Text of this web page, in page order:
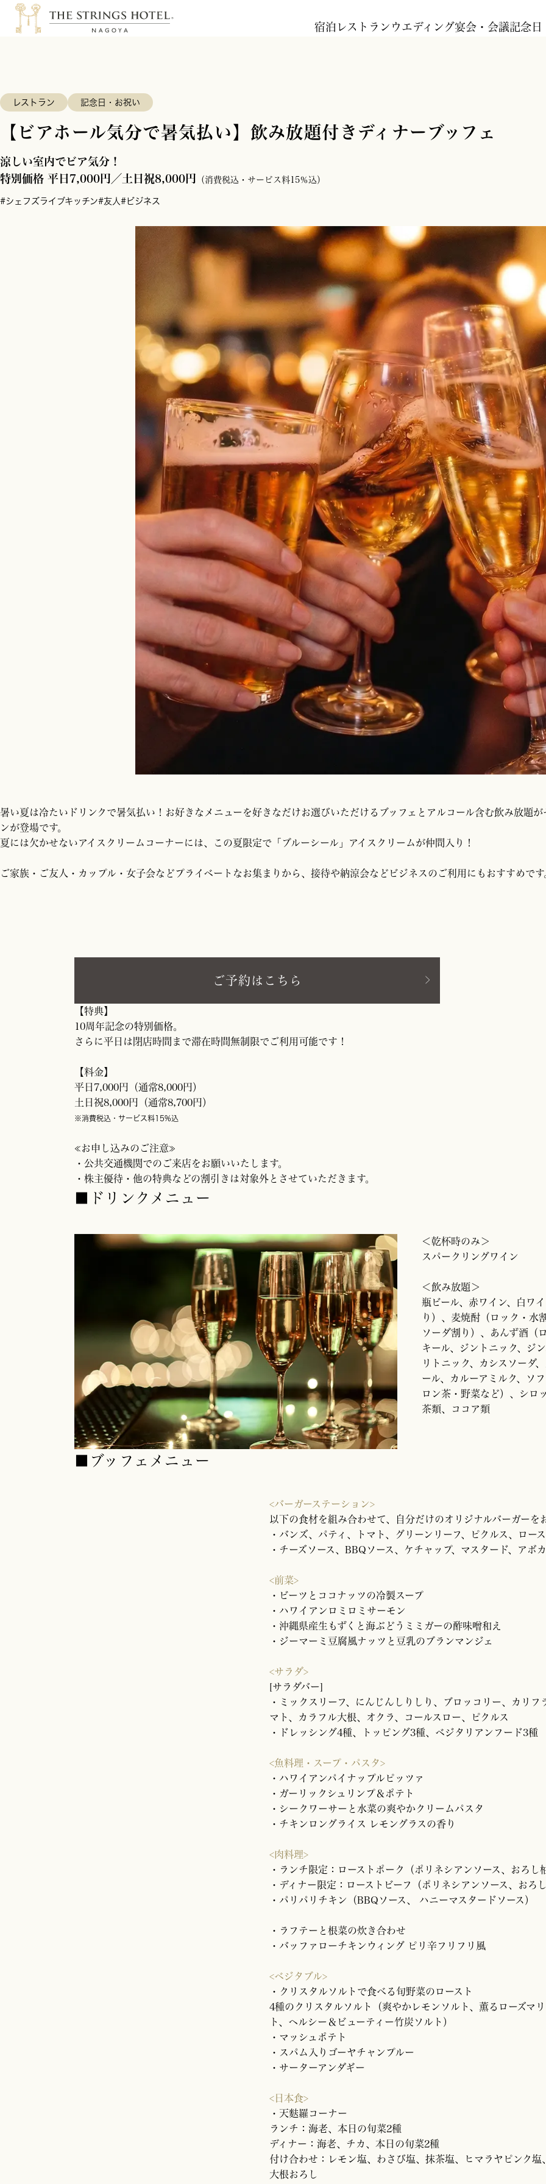
宿泊 レストラン ウエディング宴会・会議記念日
レストラン 記念日・お祝い
【ビアホール気分で暑気払い】飲み放題付きディナーブッフェ
涼しい室内でビア気分！
特別価格 平日7,000円／土日祝8,000円 （消費税込・サービス料15％込）
#シェフズライブキッチン#友人 #ビジネス
暑い夏は冷たいドリンクで暑気払い！お好きなメニューを好きなだけお選びいただけるブッフェとアルコール含む飲み放題
ンが登場です。
夏には欠かせないアイスクリームコーナーには、この夏限定で「ブルーシール」アイスクリームが仲間入り！
ご家族・ご友人・カップル・女子会などプライベートなお集まりから、接待や納涼会などビジネスのご利用にもおすすめです
ご予約はこちら
【特典】
10周年記念の特別価格。
さらに平日は閉店時間まで滞在時間無制限でご利用可能です！
【料金】
平日7,000円（通常8,000円）
土日祝8,000円（通常8,700円）
※消費税込・サービス料15%込
≪お申し込みのご注意≫
・公共交通機関でのご来店をお願いいたします。
・株主優待・他の特典などの割引きは対象外とさせていただきます。
■ドリンクメニュー
＜乾杯時のみ＞
スパークリングワイン
＜飲み放題＞
瓶ビール、赤ワイン、白ワ
り）、麦焼酎（ロック・水
ソーダ割り）、あんず酒（
キール、ジントニック、ジ
リトニック、カシスソーダ
ール、カルーアミルク、ソ
ロン茶・野菜など）、シロ
茶類、ココア類
■ブッフェメニュー
<バーガーステーション>
以下の食材を組み合わせて、自分だけのオリジナルバーガーを
・バンズ、パティ、トマト、グリーンリーフ、ピクルス、ロー
・チーズソース、BBQソース、ケチャップ、マスタード、アボ
<前菜>
・ビーツとココナッツの冷製スープ
・ハワイアンロミロミサーモン
・沖縄県産生もずくと海ぶどうミミガーの酢味噌和え
・ジーマーミ豆腐風ナッツと豆乳のブランマンジェ
<サラダ>
[サラダバー]
・ミックスリーフ、にんじんしりしり、ブロッコリー、カリ
マト、カラフル大根、オクラ、コールスロー、ピクルス
・ドレッシング4種、トッピング3種、ベジタリアンフード3種
<魚料理・スープ・パスタ>
・ハワイアンパイナップルピッツァ
・ガーリックシュリンプ＆ポテト
・シークワーサーと水菜の爽やかクリームパスタ
・チキンロングライス レモングラスの香り
<肉料理>
・ランチ限定：ローストポーク（ポリネシアンソース、おろし
・ディナー限定：ローストビーフ（ポリネシアンソース、おろ
・パリパリチキン（BBQソース、 ハニーマスタードソース）
・ラフテーと根菜の炊き合わせ
・バッファローチキンウィング ピリ辛フリフリ風
<ベジタブル>
・クリスタルソルトで食べる旬野菜のロースト
4種のクリスタルソルト（爽やかレモンソルト、薫るローズマ
ト、ヘルシー＆ビューティー竹炭ソルト）
・マッシュポテト
・スパム入りゴーヤチャンプルー
・サーターアンダギー
<日本食>
・天麩羅コーナー
ランチ：海老、本日の旬菜2種
ディナー：海老、チカ、本日の旬菜2種
付け合わせ：レモン塩、わさび塩、抹茶塩、ヒマラヤピンク
大根おろし